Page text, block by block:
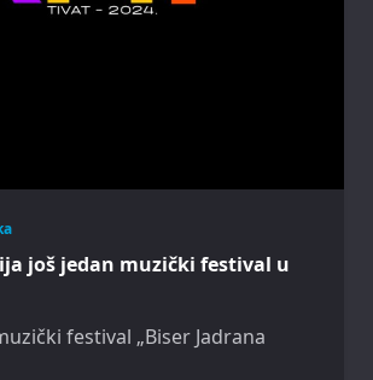
još jedan muzički festival u
festival „Biser Jadrana